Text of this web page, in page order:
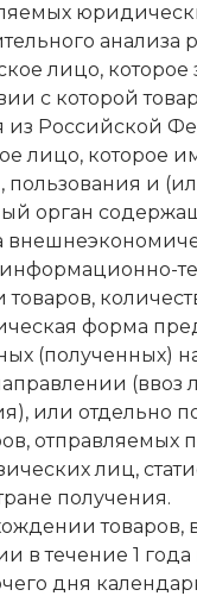
анализа
лицо,
с которой
из Российской
лицо, которое
пользования и
орган
товаров,
форма
(полученных)
(ввоз
или отдельно
отправляемых
лиц,
получения.
товаров,
в течение 1 года
дня